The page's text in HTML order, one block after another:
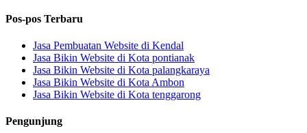
Pos-pos Terbaru
Jasa Pembuatan Website di Kendal
Jasa Bikin Website di Kota pontianak
Jasa Bikin Website di Kota palangkaraya
Jasa Bikin Website di Kota Ambon
Jasa Bikin Website di Kota tenggarong
Pengunjung